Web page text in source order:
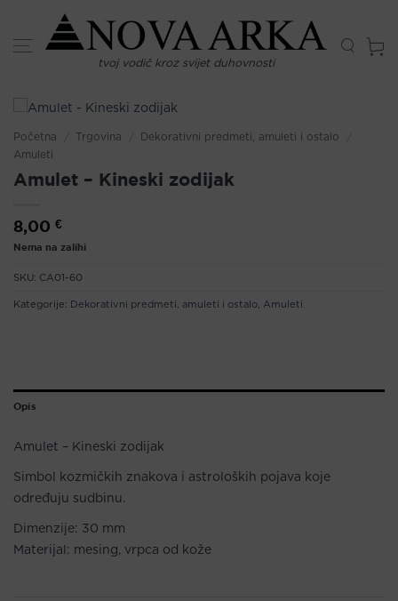
content
tvoj vodič kroz svijet duhovnosti
Početna Trgovina Dekorativni predmeti, amuleti i ostalo
Amuleti
Amulet – Kineski zodijak
8,00 €
Nema na zalihi
SKU: CA01-60
Kategorije: Dekorativni predmeti, amuleti i ostalo Amuleti
Opis
Amulet – Kineski zodijak
Simbol kozmičkih znakova i astroloških pojava koje
određuju sudbinu.
Dimenzije: 30 mm
Materijal: mesing, vrpca od kože